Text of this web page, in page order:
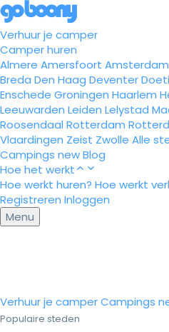
Verhuur je camper
Camper huren
Almere Amersfoort Amsterdam
Breda Den Haag Deventer
Enschede Groningen Haarlem
Leeuwarden Leiden Lelystad
Roosendaal Rotterdam
Vlaardingen Zeist Zwolle Alle
Campings newBlog
Hoe het werkt
Hoe werkt huren? Hoe werkt
Registreren Inloggen
Menu
Verhuur je camperCampings
Populaire steden